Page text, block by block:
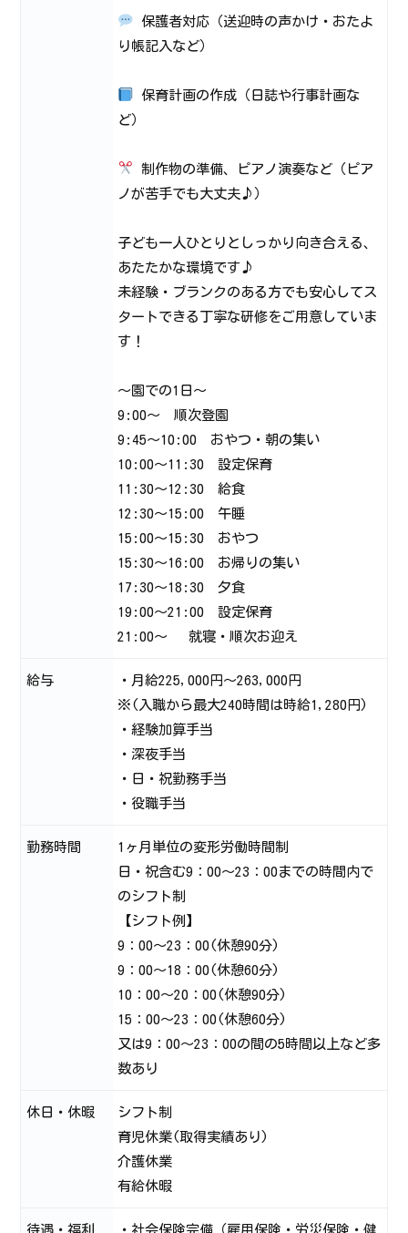
保護者対応（送迎時の声かけ・おたよ
り帳記入など）
保育計画の作成（日誌や行事計画な
ど）
制作物の準備、ピアノ演奏など（ピア
ノが苦手でも大丈夫♪）
子ども一人ひとりとしっかり向き合える、
あたたかな環境です♪
未経験・ブランクのある方でも安心してス
タートできる丁寧な研修をご用意していま
す！
～園での1日～
9:00～ 順次登園
9:45～10:00 おやつ・朝の集い
10:00～11:30 設定保育
11:30～12:30 給食
12:30～15:00 午睡
15:00～15:30 おやつ
15:30～16:00 お帰りの集い
17:30～18:30 夕食
19:00～21:00 設定保育
21:00～ 就寝・順次お迎え
給与
・月給225,000円～263,000円
※(入職から最大240時間は時給1,280円)
・経験加算手当
・深夜手当
・日・祝勤務手当
・役職手当
勤務時間
1ヶ月単位の変形労働時間制
日・祝含む9：00～23：00までの時間内で
のシフト制
【シフト例】
9：00～23：00(休憩90分)
9：00～18：00(休憩60分)
10：00～20：00(休憩90分)
15：00～23：00(休憩60分)
又は9：00～23：00の間の5時間以上など多
数あり
休日・休暇
シフト制
育児休業(取得実績あり)
介護休業
有給休暇
待遇・福利 ・社会保険完備（雇用保険・労災保険・健